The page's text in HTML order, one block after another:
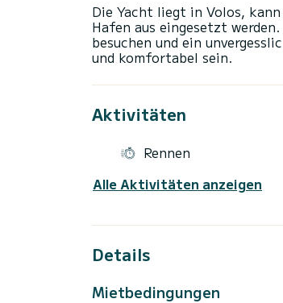
Die Yacht liegt in Volos,
Hafen aus eingesetzt
besuchen und ein
Aktivitäten
Rennen
Alle Aktivitäten anzeigen
Details
Mietbedingungen